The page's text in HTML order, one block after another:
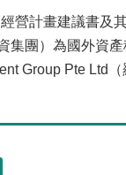
營計畫建議書及
集團）為國外資
Group Pte Ltd